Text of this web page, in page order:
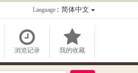
Language：简体中文
浏览记录 我的收藏